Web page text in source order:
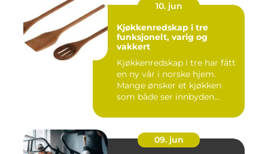
10. jun
Kjøkkenredskap i tre
funksjonelt, varig og
vakkert
Kjøkkenredskap i tre har fått
en ny vår i norske hjem.
Mange ønsker et kjøkken
som både ser innbyden...
09. jun